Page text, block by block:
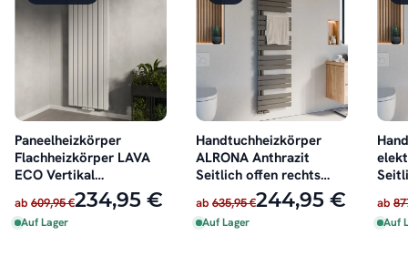
Paneelheizkörper
Flachheizkörper LAVA
ECO Vertikal
Doppellagig Weiß
ab 609,95 €234,95 €
Auf Lager
Handtuchheizkörper
ALRONA Anthrazit
Seitlich offen rechts
oder links
ab 635,95 €244,95 €
Auf Lager
ab
Auf